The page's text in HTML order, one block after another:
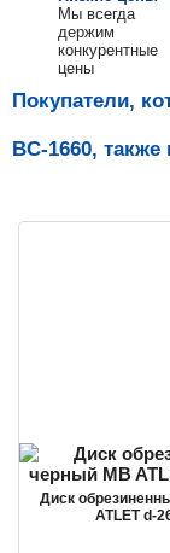
Мы всегда
держим
конкурентные
цены
Покупатели,
BC-1660, также
Диск
ATLET d-